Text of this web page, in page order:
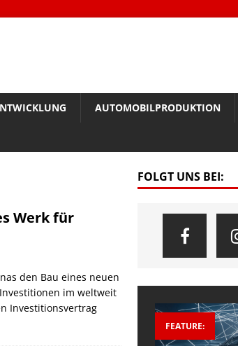
AUTOMOBILPRODUKTION
Werk für
den Bau eines neuen
im weltweit
Investitionsvertrag
FOLGT UNS BEI:
FEATURE: